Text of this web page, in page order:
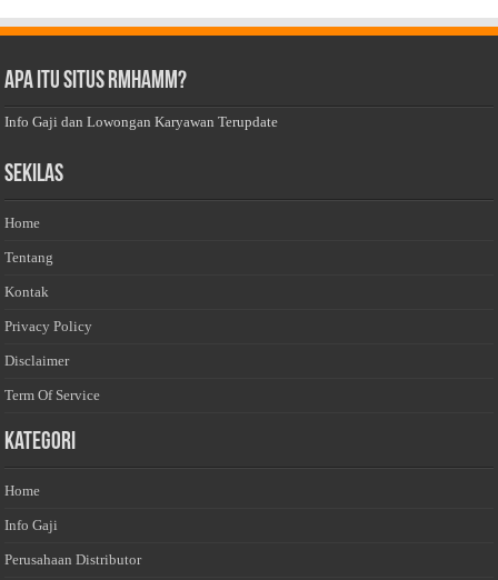
Apa Itu Situs Rmhamm?
Info Gaji dan Lowongan Karyawan Terupdate
Sekilas
Home
Tentang
Kontak
Privacy Policy
Disclaimer
Term Of Service
Kategori
Home
Info Gaji
Perusahaan Distributor